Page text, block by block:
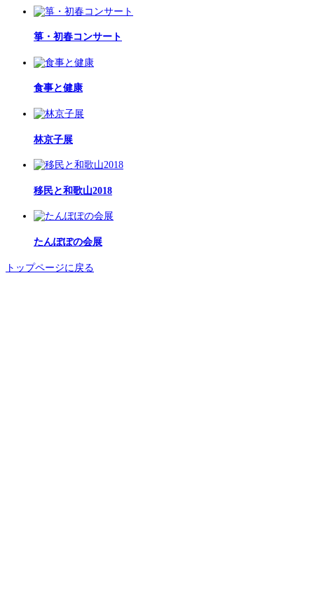
箏・初春コンサート
食事と健康
林京子展
移民と和歌山2018
たんぽぽの会展
トップページに戻る